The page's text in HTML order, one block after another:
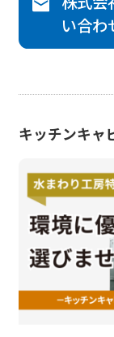
い合わ
キッチンキャ